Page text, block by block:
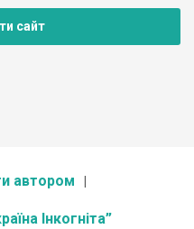
сайт
автором
Інкогніта”